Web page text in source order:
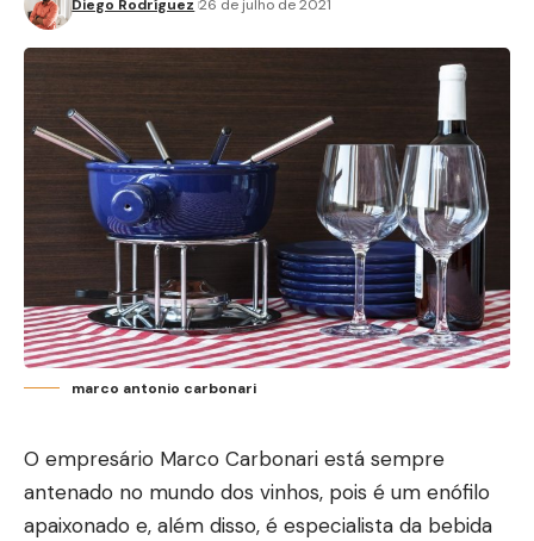
Diego Rodríguez 26 de julho de 2021
marco antonio carbonari
O empresário Marco Carbonari está sempre
antenado no mundo dos vinhos, pois é um enófilo
apaixonado e, além disso, é especialista da bebida